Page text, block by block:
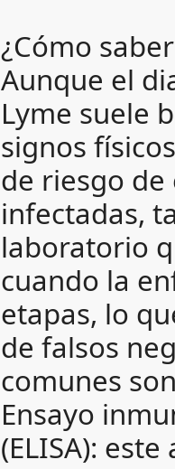
¿Cómo
Aunque el
Lyme suele
signos
de riesgo
infectadas,
laboratorio
cuando la
etapas, lo
de falsos
comunes
Ensayo
(ELISA):